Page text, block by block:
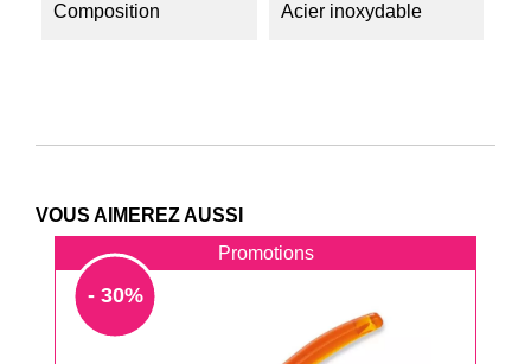
Composition Acier inoxydable
VOUS AIMEREZ AUSSI
Promotions
- 30%